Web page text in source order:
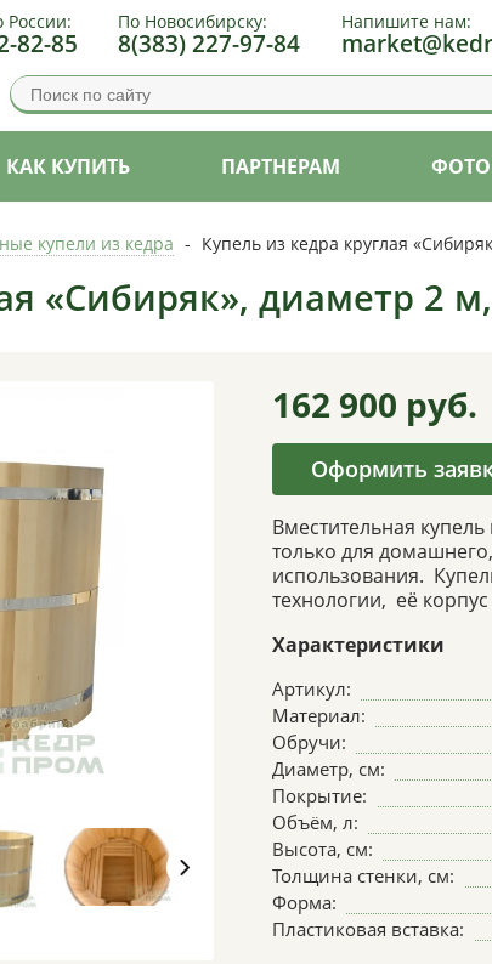
России:
82-85
По Новосибирску:
8(383) 227-97-84
Напишите нам:
КАК КУПИТЬ ПАРТНЕРАМ
купели из кедра - Купель из кедра круглая
«Сибиряк», диаметр 2
162 900 руб.
Оформить
Вместительная
только для
использования.
технологии, её
Характеристики
Артикул:
Материал:
Обручи:
Диаметр, см:
Покрытие:
Объём, л:
Высота, см:
Толщина стенки, см:
Форма:
Пластиковая вставка: